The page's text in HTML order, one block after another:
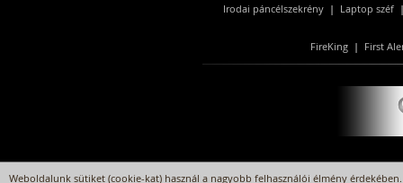
Irodai páncélszekrény| Laptop széf
FireKing | First
Weboldalunk sütiket (cookie-kat) használ a nagyobb felhasználói élmény